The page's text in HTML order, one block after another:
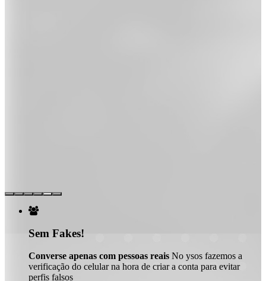

Sem Fakes!
Converse apenas com pessoas reais No ysos fazemos a
verificação do celular na hora de criar a conta para evitar
perfis falsos